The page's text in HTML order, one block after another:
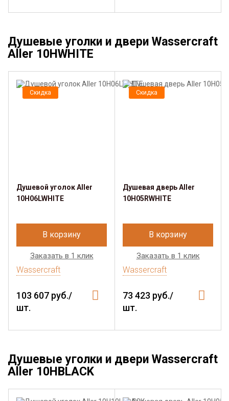
Душевые уголки и двери Wassercraft
Aller 10HWHITE
Скидка
Душевой уголок Aller
10H06LWHITE
В корзину
Заказать в 1 клик
Wassercraft
103 607 руб./
шт.
Скидка
Душевая дверь Aller
10H05RWHITE
В корзину
Заказать в 1 клик
Wassercraft
73 423 руб./
шт.
Душевые уголки и двери Wassercraft
Aller 10HBLACK